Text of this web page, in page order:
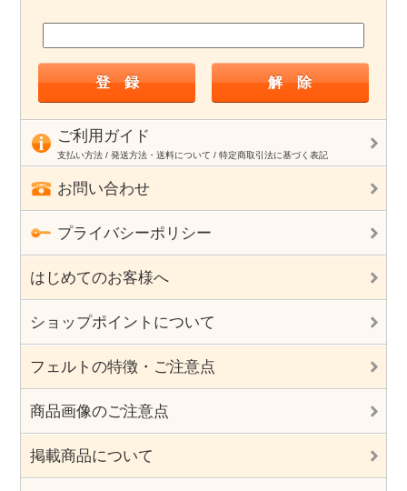
ご利用ガイド
支払い方法 / 発送方法・送料について / 特定商取引法に基づく表記
お問い合わせ
プライバシーポリシー
はじめてのお客様へ
ショップポイントについて
フェルトの特徴・ご注意点
商品画像のご注意点
掲載商品について